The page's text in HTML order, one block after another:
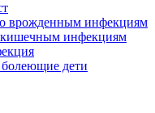
врожденным инфекциям
инфекциям
болеющие дети